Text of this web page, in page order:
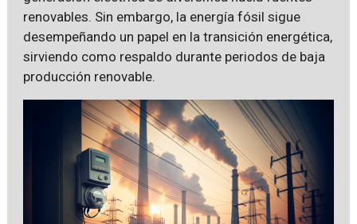
renovables. Sin embargo, la energía fósil sigue
desempeñando un papel en la transición energética,
sirviendo como respaldo durante periodos de baja
producción renovable.